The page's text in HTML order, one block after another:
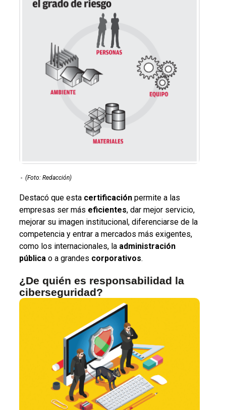
- (Foto: Redacción)
Destacó que esta certificaciónpermite a las
empresas ser más eficientes, dar mejor servicio,
mejorar su imagen institucional, diferenciarse de la
competencia y entrar a mercados más exigentes,
como los internacionales, la administración
públicao a grandes corporativos.
¿De quién es responsabilidad la
ciberseguridad?